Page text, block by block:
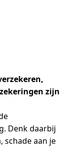
zijn
Denk daarbij
schade aan je